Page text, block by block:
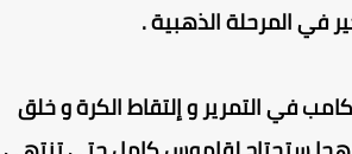
في المرحلة الذهبية .
في التمرير و إلتقاط الكرة و خلق